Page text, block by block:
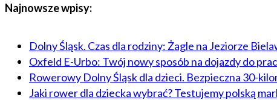
Najnowsze wpisy:
Dolny Śląsk. Czas dla rodziny: Żagle na Jeziorze
Oxfeld E-Urbo: Twój nowy sposób na dojazdy do
Rowerowy Dolny Śląsk dla dzieci. Bezpieczna 30-
Jaki rower dla dziecka wybrać? Testujemy polską